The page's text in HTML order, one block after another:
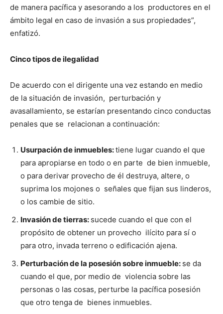
de manera pacífica y asesorando a los productores en el
ámbito legal en caso de invasión a sus propiedades”,
enfatizó.
Cinco tipos de ilegalidad
De acuerdo con el dirigente una vez estando en medio
de la situación de invasión, perturbación y
avasallamiento, se estarían presentando cinco conductas
penales que se relacionan a continuación:
Usurpación de inmuebles:tiene lugar cuando el que
para apropiarse en todo o en parte de bien inmueble,
o para derivar provecho de él destruya, altere, o
suprima los mojones o señales que fijan sus linderos,
o los cambie de sitio.
Invasión de tierras: sucede cuando el que con el
propósito de obtener un provecho ilícito para sí o
para otro, invada terreno o edificación ajena.
Perturbación de la posesión sobre inmueble: se da
cuando el que, por medio de violencia sobre las
personas o las cosas, perturbe la pacífica posesión
que otro tenga de bienes inmuebles.